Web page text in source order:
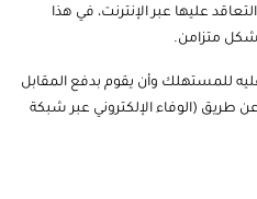
عليها عبر الإنترنت، في هذا
متزامن.
للمستهلك وأن يقوم بدفع المقابل
طريق (الوفاء الإلكتروني عبر شبكة